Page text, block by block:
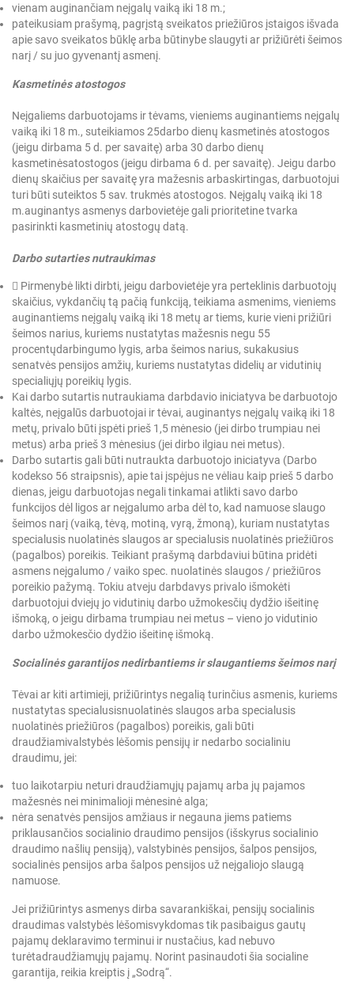
vienam auginančiam neįgalų vaiką iki 18 m.;
pateikusiam prašymą, pagrįstą sveikatos priežiūros įstaigos išvada
apie savo sveikatos būklę arba būtinybe slaugyti ar prižiūrėti šeimos
narį / su juo gyvenantį asmenį.
Kasmetinės atostogos
Neįgaliems darbuotojams ir tėvams, vieniems auginantiems neįgalų
vaiką iki 18 m., suteikiamos 25darbo dienų kasmetinės atostogos
(jeigu dirbama 5 d. per savaitę) arba 30 darbo dienų
kasmetinėsatostogos (jeigu dirbama 6 d. per savaitę). Jeigu darbo
dienų skaičius per savaitę yra mažesnis arbaskirtingas, darbuotojui
turi būti suteiktos 5 sav. trukmės atostogos. Neįgalų vaiką iki 18
m.auginantys asmenys darbovietėje gali prioritetine tvarka
pasirinkti kasmetinių atostogų datą.
Darbo sutarties nutraukimas
 Pirmenybė likti dirbti, jeigu darbovietėje yra perteklinis darbuotojų
skaičius, vykdančių tą pačią funkciją, teikiama asmenims, vieniems
auginantiems neįgalų vaiką iki 18 metų ar tiems, kurie vieni prižiūri
šeimos narius, kuriems nustatytas mažesnis negu 55
procentųdarbingumo lygis, arba šeimos narius, sukakusius
senatvės pensijos amžių, kuriems nustatytas didelių ar vidutinių
specialiųjų poreikių lygis.
Kai darbo sutartis nutraukiama darbdavio iniciatyva be darbuotojo
kaltės, neįgalūs darbuotojai ir tėvai, auginantys neįgalų vaiką iki 18
metų, privalo būti įspėti prieš 1,5 mėnesio (jei dirbo trumpiau nei
metus) arba prieš 3 mėnesius (jei dirbo ilgiau nei metus).
Darbo sutartis gali būti nutraukta darbuotojo iniciatyva (Darbo
kodekso 56 straipsnis), apie tai įspėjus ne vėliau kaip prieš 5 darbo
dienas, jeigu darbuotojas negali tinkamai atlikti savo darbo
funkcijos dėl ligos ar neįgalumo arba dėl to, kad namuose slaugo
šeimos narį (vaiką, tėvą, motiną, vyrą, žmoną), kuriam nustatytas
specialusis nuolatinės slaugos ar specialusis nuolatinės priežiūros
(pagalbos) poreikis. Teikiant prašymą darbdaviui būtina pridėti
asmens neįgalumo / vaiko spec. nuolatinės slaugos / priežiūros
poreikio pažymą. Tokiu atveju darbdavys privalo išmokėti
darbuotojui dviejų jo vidutinių darbo užmokesčių dydžio išeitinę
išmoką, o jeigu dirbama trumpiau nei metus – vieno jo vidutinio
darbo užmokesčio dydžio išeitinę išmoką.
Socialinės garantijos nedirbantiems ir slaugantiems šeimos narį
Tėvai ar kiti artimieji, prižiūrintys negalią turinčius asmenis, kuriems
nustatytas specialusisnuolatinės slaugos arba specialusis
nuolatinės priežiūros (pagalbos) poreikis, gali būti
draudžiamivalstybės lėšomis pensijų ir nedarbo socialiniu
draudimu, jei:
tuo laikotarpiu neturi draudžiamųjų pajamų arba jų pajamos
mažesnės nei minimalioji mėnesinė alga;
nėra senatvės pensijos amžiaus ir negauna jiems patiems
priklausančios socialinio draudimo pensijos (išskyrus socialinio
draudimo našlių pensiją), valstybinės pensijos, šalpos pensijos,
socialinės pensijos arba šalpos pensijos už neįgaliojo slaugą
namuose.
Jei prižiūrintys asmenys dirba savarankiškai, pensijų socialinis
draudimas valstybės lėšomisvykdomas tik pasibaigus gautų
pajamų deklaravimo terminui ir nustačius, kad nebuvo
turėtadraudžiamųjų pajamų. Norint pasinaudoti šia socialine
garantija, reikia kreiptis į „Sodrą“.